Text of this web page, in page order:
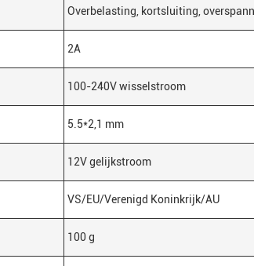
Overbelasting, kortsluiting,
2A
100-240V wisselstroom
5.5*2,1 mm
12V gelijkstroom
VS/EU/Verenigd Koninkrijk/AU
100 g